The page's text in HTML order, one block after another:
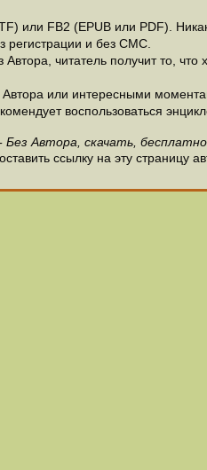
или FB2 (EPUB или PDF).
регистрации и без СМС.
читатель получит то,
или интересными
воспользоваться
Без Автора, скачать,
ссылку на эту страницу